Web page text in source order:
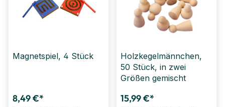
Magnetspiel, 4 Stück
8,49 €*
Holzkegelmännchen,
50 Stück, in zwei
Größen gemischt
15,99 €*